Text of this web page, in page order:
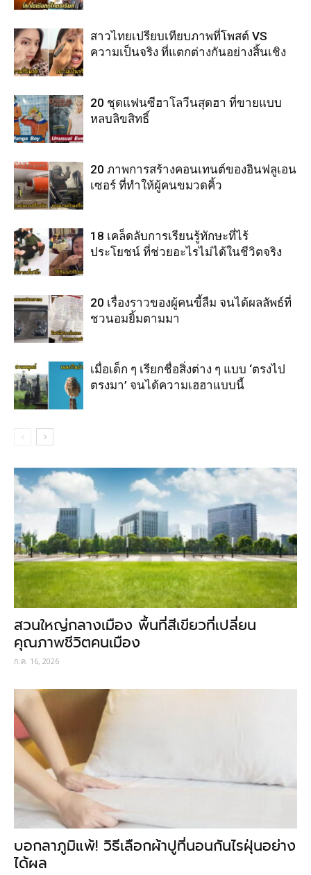
สาวไทยเปรียบเทียบภาพที่โพสต์ VS
ความเป็นจริง ที่แตกต่างกันอย่างสิ้นเชิง
20 ชุดแฟนซีฮาโลวีนสุดฮา ที่ขายแบบ
หลบลิขสิทธิ์
20 ภาพการสร้างคอนเทนต์ของอินฟลูเอน
เซอร์ ที่ทำให้ผู้คนขมวดคิ้ว
18 เคล็ดลับการเรียนรู้ทักษะที่ไร้
ประโยชน์ ที่ช่วยอะไรไม่ได้ในชีวิตจริง
20 เรื่องราวของผู้คนขี้ลืม จนได้ผลลัพธ์ที่
ชวนอมยิ้มตามมา
เมื่อเด็ก ๆ เรียกชื่อสิ่งต่าง ๆ แบบ ‘ตรงไป
ตรงมา’ จนได้ความเฮฮาแบบนี้
สวนใหญ่กลางเมือง พื้นที่สีเขียวที่เปลี่ยน
คุณภาพชีวิตคนเมือง
ก.ค. 16, 2026
บอกลาภูมิแพ้! วิธีเลือกผ้าปูที่นอนกันไรฝุ่นอย่าง
ได้ผล